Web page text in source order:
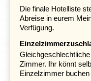
Die finale Hotelliste
Abreise in eurem
Verfügung.
Zimmer. Ihr könnt
Einzelzimmer buchen